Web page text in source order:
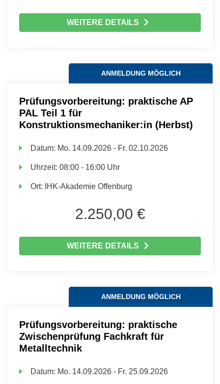
WEITERE DETAILS
ANMELDUNG MÖGLICH
Prüfungsvorbereitung: praktische AP
PAL Teil 1 für
Konstruktionsmechaniker:in (Herbst)
Datum: Mo. 14.09.2026 - Fr. 02.10.2026
Uhrzeit:08:00 - 16:00 Uhr
Ort: IHK-Akademie Offenburg
2.250,00 €
WEITERE DETAILS
ANMELDUNG MÖGLICH
Prüfungsvorbereitung: praktische
Zwischenprüfung Fachkraft für
Metalltechnik
Datum: Mo. 14.09.2026 - Fr. 25.09.2026